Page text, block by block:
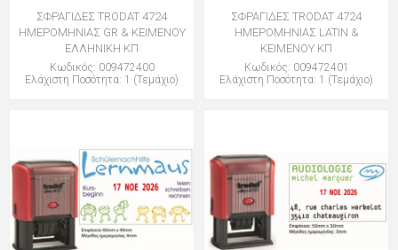
ΣΦΡΑΓΙΔΕΣ TRODAT 4724
ΗΜΕΡΟΜΗΝΙΑΣ GR & ΚΕΙΜΕΝΟΥ
ΕΛΛΗΝΙΚΗ ΚΠ
Κωδικός: 009472400
Ελάχιστη Ποσότητα: 1 (Τεμάχιο)
ΣΦΡΑΓΙΔΕΣ TRODAT 4724
ΗΜΕΡΟΜΗΝΙΑΣ LATIN &
ΚΕΙΜΕΝΟΥ ΚΠ
Κωδικός: 009472401
Ελάχιστη Ποσότητα: 1 (Τεμάχιο)